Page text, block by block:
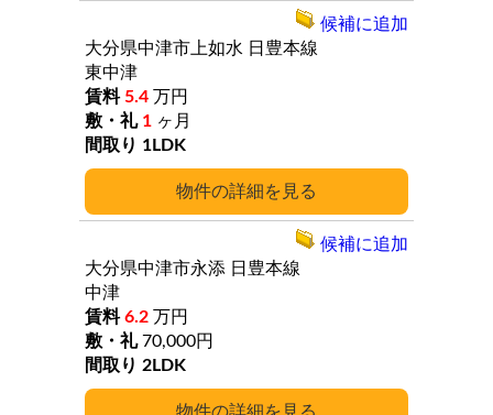
詳細
大分県中津市上如水 日豊本線
東中津
5.4 万円
1 ヶ月
1LDK
候補に追加
詳細
大分県中津市永添 日豊本線
中津
6.2 万円
70,000円
2LDK
候補に追加